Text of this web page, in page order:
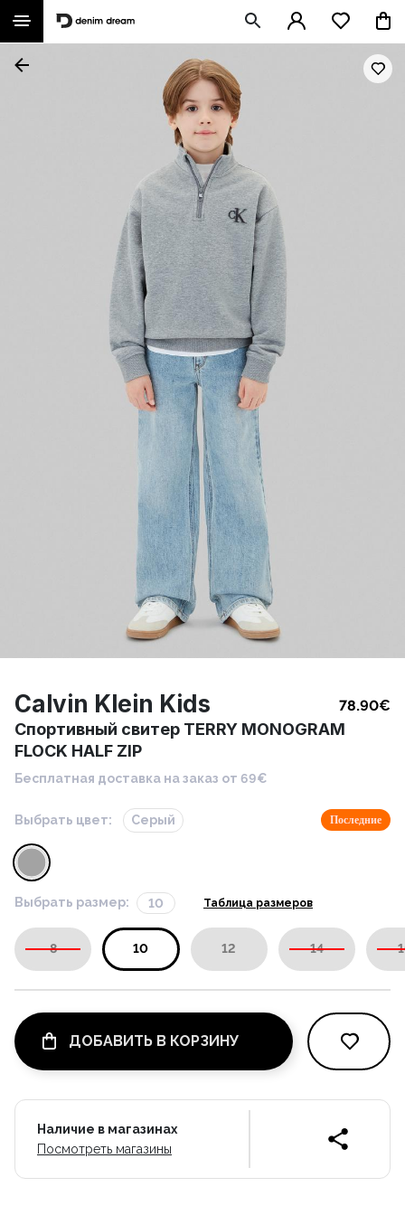
Calvin Klein Kids 78.90€
Cпортивный свитер TERRY MONOGRAM
FLOCK HALF ZIP
Бесплатная доставка на заказ от 69€
Выбрать цвет: Серый Последние
Выбрать размер: 10 Таблица размеров
8 10 12 14
ДОБАВИТЬ В КОРЗИНУ
Наличие в магазинах
Посмотреть магазины